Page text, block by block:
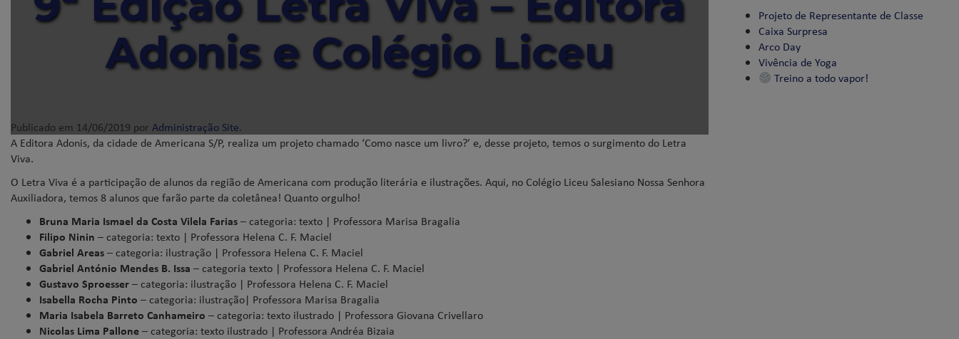
Adonis e Colégio Liceu
Publicado em 14/06/2019 por Administração Site.
A Editora Adonis, da cidade de Americana S/P, realiza um projeto chamado ‘Como nasce um livro?’ e, desse projeto, temos o surgimento do Letra
Viva.
O Letra Viva é a participação de alunos da região de Americana com produção literária e ilustrações. Aqui, no Colégio Liceu Salesiano Nossa Senhora
Auxiliadora, temos 8 alunos que farão parte da coletânea! Quanto orgulho!
Bruna Maria Ismael da Costa Vilela Farias– categoria: texto | Professora Marisa Bragalia
Filipo Ninin – categoria: texto | Professora Helena C. F. Maciel
Gabriel Areas– categoria: ilustração | Professora Helena C. F. Maciel
Gabriel António Mendes B. Issa – categoria texto | Professora Helena C. F. Maciel
Gustavo Sproesser– categoria: ilustração | Professora Helena C. F. Maciel
Isabella Rocha Pinto – categoria: ilustração| Professora Marisa Bragalia
Maria Isabela Barreto Canhameiro – categoria: texto ilustrado | Professora Giovana Crivellaro
Nicolas Lima Pallone– categoria: texto ilustrado | Professora Andréa Bizaia
Projeto de Representante de Classe
Caixa Surpresa
Arco Day
Vivência de Yoga
Treino a todo vapor!